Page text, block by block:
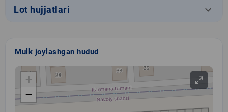
Lot hujjatlari keyboard_arrow_down
Mulk joylashgan hudud
+
−